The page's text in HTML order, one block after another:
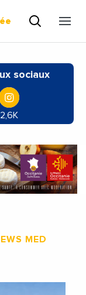
sociaux
2,6K
MED